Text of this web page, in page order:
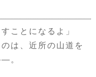
ことになるよ」
は、近所の山道を
。